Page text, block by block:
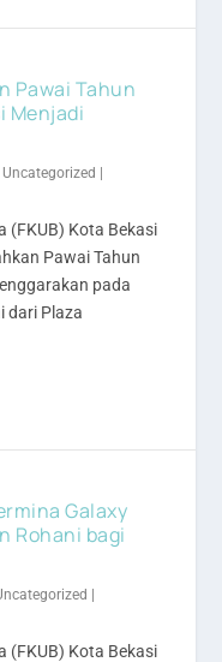
Pawai Tahun
Menjadi
Uncategorized
(FKUB) Kota Bekasi
Pawai Tahun
pada
dari Plaza
Galaxy
Rohani bagi
(FKUB) Kota Bekasi